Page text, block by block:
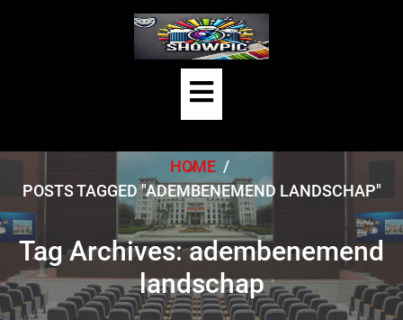
Open
Button
HOME /
POSTS TAGGED "ADEMBENEMEND LANDSCHAP"
Tag Archives: adembenemend
landschap